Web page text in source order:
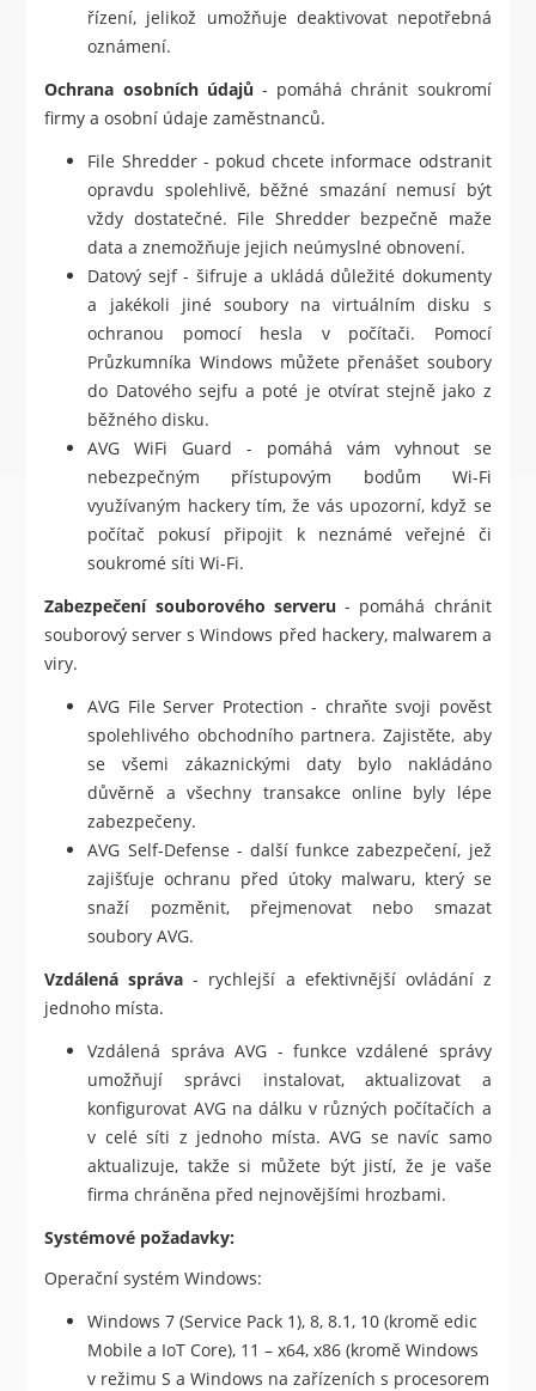
řízení, jelikož umožňuje deaktivovat nepotřebná
oznámení.
Ochrana osobních údajů - pomáhá chránit soukromí
firmy a osobní údaje zaměstnanců.
File Shredder - pokud chcete informace odstranit
opravdu spolehlivě, běžné smazání nemusí být
vždy dostatečné. File Shredder bezpečně maže
data a znemožňuje jejich neúmyslné obnovení.
Datový sejf - šifruje a ukládá důležité dokumenty
a jakékoli jiné soubory na virtuálním disku s
ochranou pomocí hesla v počítači. Pomocí
Průzkumníka Windows můžete přenášet soubory
do Datového sejfu a poté je otvírat stejně jako z
běžného disku.
AVG WiFi Guard - pomáhá vám vyhnout se
nebezpečným přístupovým bodům Wi-Fi
využívaným hackery tím, že vás upozorní, když se
počítač pokusí připojit k neznámé veřejné či
soukromé síti Wi-Fi.
Zabezpečení souborového serveru - pomáhá chránit
souborový server s Windows před hackery, malwarem a
viry.
AVG File Server Protection - chraňte svoji pověst
spolehlivého obchodního partnera. Zajistěte, aby
se všemi zákaznickými daty bylo nakládáno
důvěrně a všechny transakce online byly lépe
zabezpečeny.
AVG Self-Defense - další funkce zabezpečení, jež
zajišťuje ochranu před útoky malwaru, který se
snaží pozměnit, přejmenovat nebo smazat
soubory AVG.
Vzdálená správa - rychlejší a efektivnější ovládání z
jednoho místa.
Vzdálená správa AVG - funkce vzdálené správy
umožňují správci instalovat, aktualizovat a
konfigurovat AVG na dálku v různých počítačích a
v celé síti z jednoho místa. AVG se navíc samo
aktualizuje, takže si můžete být jistí, že je vaše
firma chráněna před nejnovějšími hrozbami.
Systémové požadavky:
Operační systém Windows:
Windows 7 (Service Pack 1), 8, 8.1, 10 (kromě edic
Mobile a IoT Core), 11 – x64, x86 (kromě Windows
v režimu S a Windows na zařízeních s procesorem